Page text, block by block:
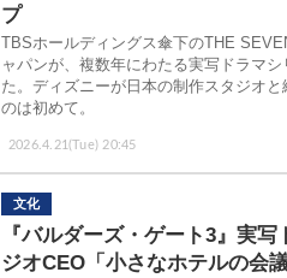
2026.4.21(Tue) 20:45
プ
TBSホールディングス傘下のTHE
ャパンが、複数年にわたる実写ドラマ
た。ディズニーが日本の制作スタジオ
のは初めて。
文化
『バルダーズ・ゲート3』実
ジオCEO「小さなホテルの会